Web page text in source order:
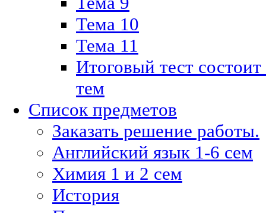
Тема 10
Тема 11
Итоговый тест
тем
Список предметов
Заказать решение работы.
Английский язык 1-6 сем
Химия 1 и 2 сем
История